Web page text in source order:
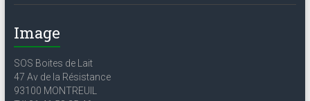
Image
SOS Boites de Lait
47 Av de la Résistance
93100 MONTREUIL